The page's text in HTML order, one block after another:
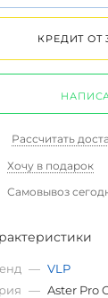
КРЕДИТ ОТ
Рассчитать
Хочу в подарок
Самовывоз
— VLP
— Aster Pro